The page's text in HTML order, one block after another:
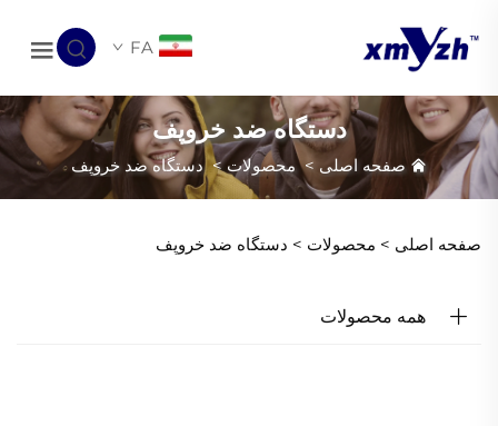
FA
دستگاه ضد خروپف
صفحه اصلی >محصولات>دستگاه ضد خروپف
صفحه اصلی > محصولات > دستگاه ضد خروپف
همه محصولات